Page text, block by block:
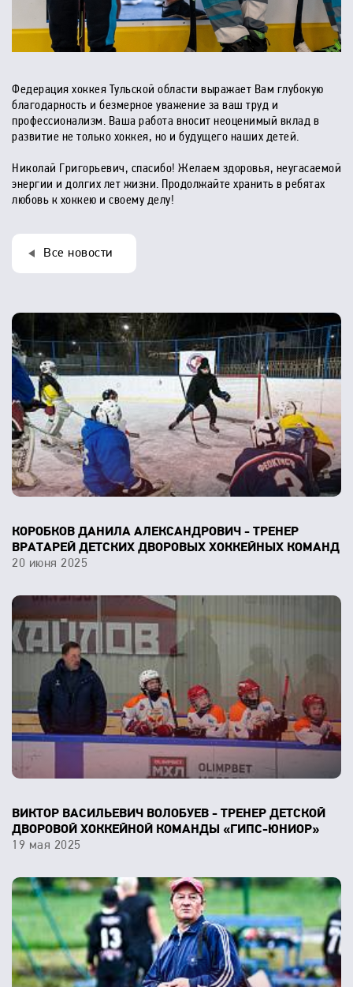
Федерация хоккея Тульской области выражает Вам глубокую
благодарность и безмерное уважение за ваш труд и
профессионализм. Ваша работа вносит неоценимый вклад в
развитие не только хоккея, но и будущего наших детей.
Николай Григорьевич, спасибо! Желаем здоровья, неугасаемой
энергии и долгих лет жизни. Продолжайте хранить в ребятах
любовь к хоккею и своему делу!
Все новости
КОРОБКОВ ДАНИЛА АЛЕКСАНДРОВИЧ - ТРЕНЕР
ВРАТАРЕЙ ДЕТСКИХ ДВОРОВЫХ ХОККЕЙНЫХ КОМАНД
20 июня 2025
ВИКТОР ВАСИЛЬЕВИЧ ВОЛОБУЕВ - ТРЕНЕР ДЕТСКОЙ
ДВОРОВОЙ ХОККЕЙНОЙ КОМАНДЫ «ГИПС-ЮНИОР»
19 мая 2025